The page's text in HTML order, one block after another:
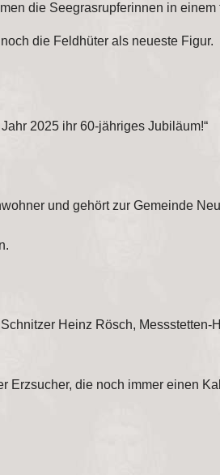
die Seegrasrupferinnen in einem
die Feldhüter als neueste Figur.
2025 ihr 60-jähriges Jubiläum!“
und gehört zur Gemeinde
Heinz Rösch,
Erzsucher, die noch immer einen